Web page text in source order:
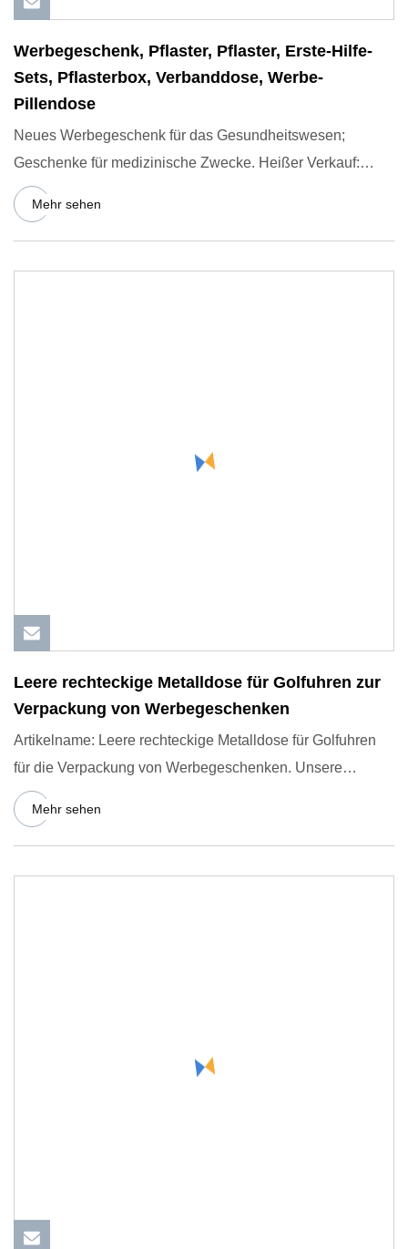
Werbegeschenk, Pflaster, Pflaster, Erste-Hilfe-
Sets, Pflasterbox, Verbanddose, Werbe-
Pillendose
Neues Werbegeschenk für das Gesundheitswesen;
Geschenke für medizinische Zwecke. Heißer Verkauf:
Pflasterspender, Werb
Mehr sehen
Leere rechteckige Metalldose für Golfuhren zur
Verpackung von Werbegeschenken
Artikelname: Leere rechteckige Metalldose für Golfuhren
für die Verpackung von Werbegeschenken. Unsere
Vorteile: 18+ Ja
Mehr sehen